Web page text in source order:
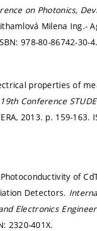
on Photonics,
Milena Ing.-
978-80-86742-30-4.
properties of
Conference
2013. p. 159-163.
Photoconductivity of
Detectors.
Electronics
2320-401X.